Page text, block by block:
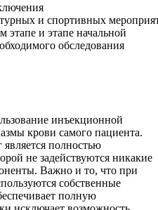
и спортивных
этапе и этапе начальной
обследования
инъекционной
крови самого пациента.
полностью
не задействуются никакие
Важно и то, что при
собственные
полную